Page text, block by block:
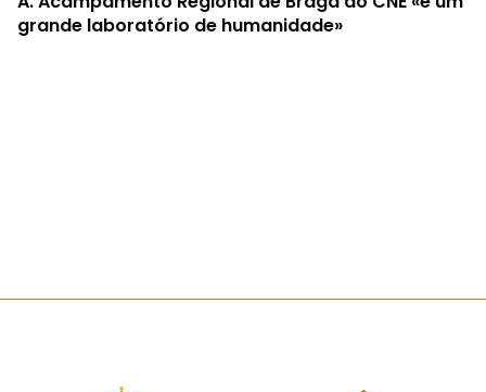
grande laboratório de humanidade»